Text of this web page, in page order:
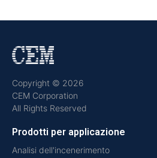
Copyright © 2026
CEM Corporation
All Rights Reserved
Prodotti per applicazione
Analisi dell'incenerimento